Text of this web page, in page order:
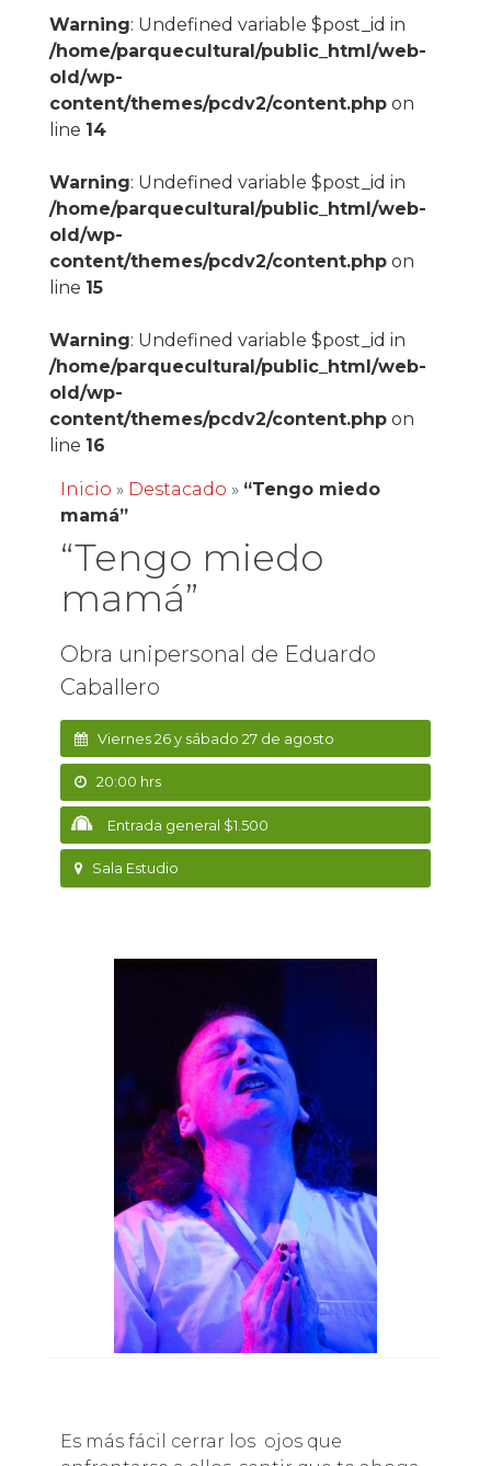
Warning: Undefined variable $post_id in
/home/parquecultural/public_html/web-
old/wp-
content/themes/pcdv2/content.phpon
line 14
Warning: Undefined variable $post_id in
/home/parquecultural/public_html/web-
old/wp-
content/themes/pcdv2/content.phpon
line 15
Warning: Undefined variable $post_id in
/home/parquecultural/public_html/web-
old/wp-
content/themes/pcdv2/content.phpon
line 16
Inicio » Destacado » “Tengo miedo
mamá”
“Tengo miedo
mamá”
Obra unipersonal de Eduardo
Caballero
Viernes 26 y sábado 27 de agosto
20:00 hrs
Entrada general $1.500
Sala Estudio
Es más fácil cerrar los ojos que